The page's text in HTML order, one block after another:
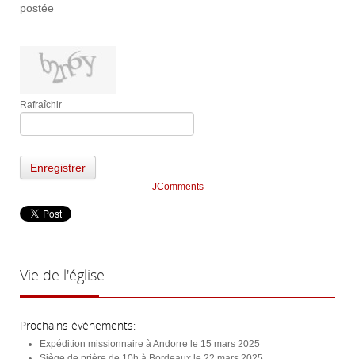
postée
Rafraîchir
Enregistrer
JComments
Vie de l'église
Prochains évènements:
Expédition missionnaire à Andorre le 15 mars 2025